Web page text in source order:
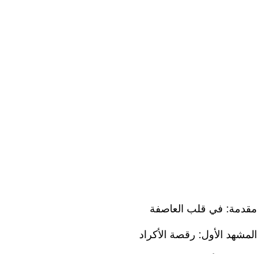
مقدمة: في قلب العاصفة
المشهد الأول: رقصة الأكراد